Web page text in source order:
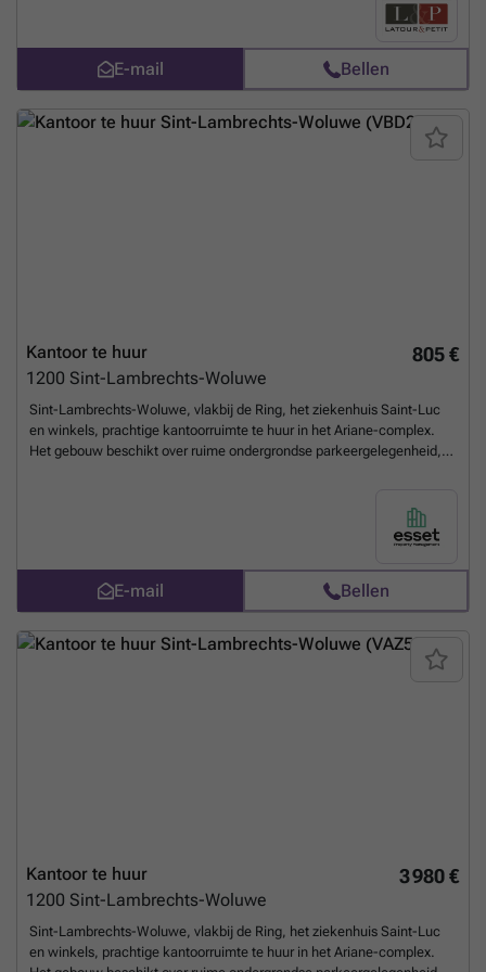
E-mail Bellen
805 €
Kantoor te huur
1200 Sint-Lambrechts-Woluwe
Sint-Lambrechts-Woluwe, vlakbij de Ring, het ziekenhuis Saint-Luc
en winkels, prachtige kantoorruimte te huur in het Ariane-complex.
Het gebouw beschikt over ruime ondergrondse parkeergelegenheid,
uitgerust met HVAC en verhoogde vloeren. Een must-see! Technische
kenmerken : - Bedrading - PVC-raamkozijnen - Kelder / Archief -
Budget : - Kosten : 60€/m²/jaar - Onroerende voorheffing :
43,76€/m²/jaar - Overdekte parkeerplaats (72 plaatsen beschikbaar):
1.200€/eenheid/jaar -----------------------------------------Meer
weten?
E-mail Bellen
3 980 €
Kantoor te huur
1200 Sint-Lambrechts-Woluwe
Sint-Lambrechts-Woluwe, vlakbij de Ring, het ziekenhuis Saint-Luc
en winkels, prachtige kantoorruimte te huur in het Ariane-complex.